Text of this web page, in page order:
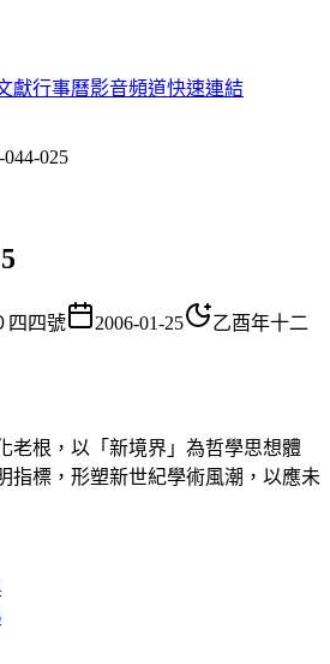
獻行事曆影音頻道快速連結
025
四四號 2006-01-25
乙酉年十二
根，以「新境界」為哲學思想體
指標，形塑新世紀學術風潮，以應未